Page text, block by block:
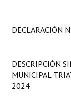
Programas
Constitución
DECLARACIÓN
DESCRIPCIÓN
MUNICIPAL
2024